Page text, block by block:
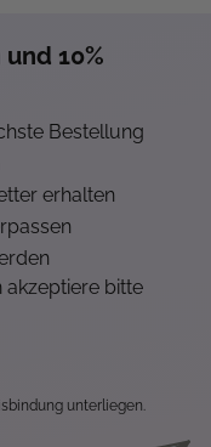
10%
Bestellung
erhalten
akzeptiere bitte
unterliegen.